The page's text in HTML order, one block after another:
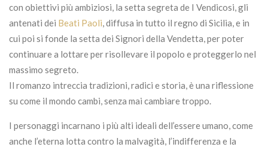
con obiettivi più ambiziosi, la setta segreta de I Vendicosi, gli
antenati dei Beati Paoli, diffusa in tutto il regno di Sicilia, e in
cui poi si fonde la setta dei Signori della Vendetta, per poter
continuare a lottare per risollevare il popolo e proteggerlo nel
massimo segreto.
Il romanzo intreccia tradizioni, radici e storia, è una riflessione
su come il mondo cambi, senza mai cambiare troppo.
I personaggi incarnano i più alti ideali dell’essere umano, come
anche l’eterna lotta contro la malvagità, l’indifferenza e la